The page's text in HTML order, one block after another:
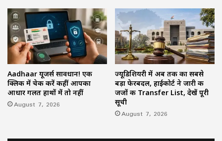
Aadhaar यूजर्स सावधान! एक
क्लिक में चेक करें कहीं आपका
आधार गलत हाथों में तो नहीं
August 7, 2026
ज्यूडिशियरी में अब तक का सबसे
बड़ा फेरबदल, हाईकोर्ट ने जारी की
जजों की Transfer List, देखें पूरी
सूची
August 7, 2026